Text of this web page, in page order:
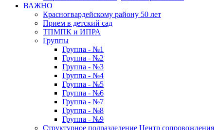
ВАЖНО
Красногвардейскому району 50 лет
Прием в детский сад
ТПМПК и ИПРА
Группы
Группа - №1
Группа - №2
Группа - №3
Группа - №4
Группа - №5
Группа - №6
Группа - №7
Группа - №8
Группа - №9
Структурное подразделение Центр сопровождения